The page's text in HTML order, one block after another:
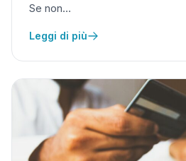
Se non…
Leggi di più